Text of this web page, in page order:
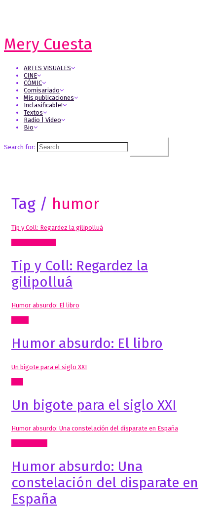
Mery Cuesta
ARTES VISUALES
CINE
CÓMIC
Comisariado
Mis publicaciones
Inclasificable!
Textos
Radio | Video
Bio
Search for:
Tag / humor
Tip y Coll: Regardez la gilipolluá
Tip y Coll: Regardez la
gilipolluá
Humor absurdo: El libro
Humor absurdo: El libro
Un bigote para el siglo XXI
Un bigote para el siglo XXI
Humor absurdo: Una constelación del disparate en España
Humor absurdo: Una
constelación del disparate en
España